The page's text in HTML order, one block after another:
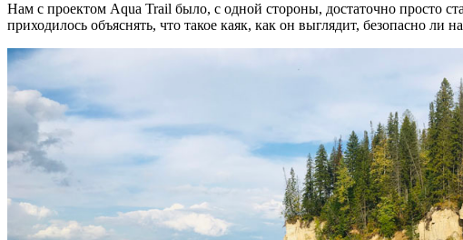
Нам с проектом Aqua Trail было, с одной стороны, достаточно просто
приходилось объяснять, что такое каяк, как он выглядит, безопасно ли